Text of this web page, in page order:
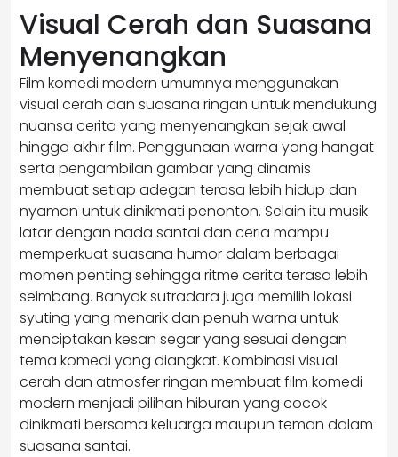
Visual Cerah dan Suasana
Menyenangkan
Film komedi modern umumnya menggunakan
visual cerah dan suasana ringan untuk mendukung
nuansa cerita yang menyenangkan sejak awal
hingga akhir film. Penggunaan warna yang hangat
serta pengambilan gambar yang dinamis
membuat setiap adegan terasa lebih hidup dan
nyaman untuk dinikmati penonton. Selain itu musik
latar dengan nada santai dan ceria mampu
memperkuat suasana humor dalam berbagai
momen penting sehingga ritme cerita terasa lebih
seimbang. Banyak sutradara juga memilih lokasi
syuting yang menarik dan penuh warna untuk
menciptakan kesan segar yang sesuai dengan
tema komedi yang diangkat. Kombinasi visual
cerah dan atmosfer ringan membuat film komedi
modern menjadi pilihan hiburan yang cocok
dinikmati bersama keluarga maupun teman dalam
suasana santai.